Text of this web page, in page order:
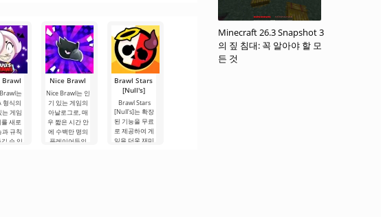
Brawl
는
형식의
는 게임
새로
과 규칙
수 있
Nice Brawl
Nice Brawl는 인
기 있는 게임의
아날로그로, 매
우 짧은 시간 안
에 수백만 명의
플레이어들의
Brawl Stars
[Null's]
Brawl Stars
[Null's]는 확장
된 기능을 무료
로 제공하여 게
임을 더욱 재미
Minecraft 26.3 Snapshot 3
의 짚 침대: 꼭 알아야 할 모
든 것